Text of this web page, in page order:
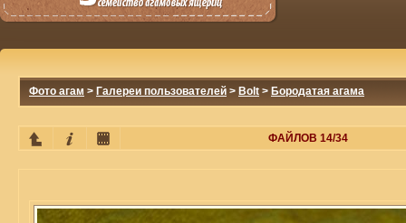
Фото агам > Галереи пользователей > Bolt > Бородатая агама
ФАЙЛОВ 14/34